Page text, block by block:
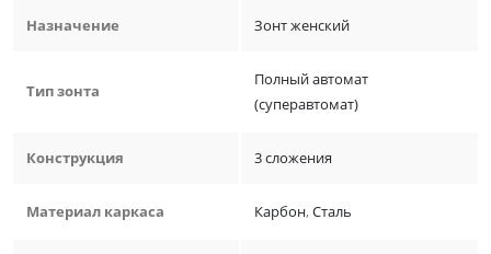
Назначение Зонт женский
Тип зонта
Полный автомат
(суперавтомат)
Конструкция 3 сложения
Материал каркаса Карбон,Сталь